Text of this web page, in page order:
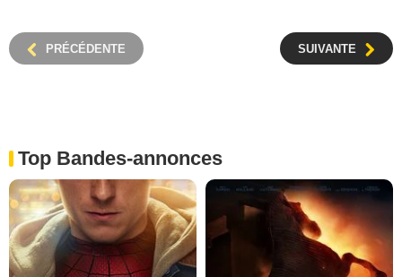
PRÉCÉDENTE SUIVANTE
Top Bandes-annonces